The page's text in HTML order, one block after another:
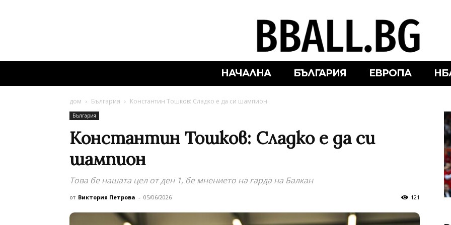
НАЧАЛНА БЪЛГАРИЯ ЕВРОПА
дом България Константин Тошков: Сладко е да си шампион
България
Константин Тошков: Сладко е да си
шампион
Това бе нашата цел от ден 1, бе мнението на гарда на Балкан
от Виктория Петрова - 05/06/2026 121